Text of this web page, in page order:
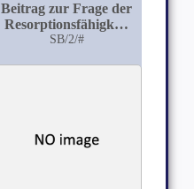
Beitrag zur Frage der
Resorptionsfähigkeit
des Perioneums
SB/2/#